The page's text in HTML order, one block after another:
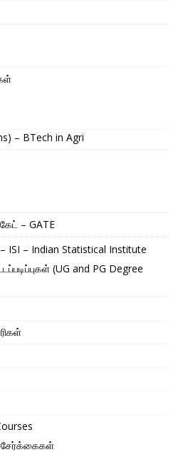
– BTech in Agri
– GATE
ISI – Indian Statistical Institute
(UG and PG Degree
சேர்க்கைகள்